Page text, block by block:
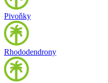
Pivoňky
Rhododendrony